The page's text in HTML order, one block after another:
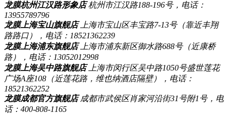
龙膜杭州江汉路形象店杭州市江汉路188-196号，电话：
13955789796
龙膜上海宝山旗舰店 上海市宝山区丰宝路7-13号（靠近丰翔
路路口），电话：18521362239
龙膜上海浦东旗舰店 上海市浦东新区御水路688号（近康桥
路），电话：13052012998
龙膜上海吴中路旗舰店 上海市闵行区吴中路1050号盛世莲花
广场A座108（近莲花路，维也纳酒店隔壁），电话：
18521362252
龙膜成都官方旗舰店成都市武侯区肖家河沿街31号附1号，电
话：400-808-1165